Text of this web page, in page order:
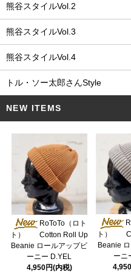
熊谷スタイルVol.2
熊谷スタイルVol.3
熊谷スタイルVol.4
トル・ソー太郎さんStyle
NEW ITEMS
RoToTo（ロト
ト） Cotton Roll Up
Beanie ロールアップビ
ーニー D.YEL
4,950円(内税)
ト）
Beanie
ーニ